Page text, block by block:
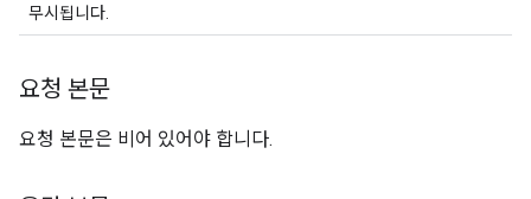
무시됩니다.
요청 본문
요청 본문은 비어 있어야 합니다.